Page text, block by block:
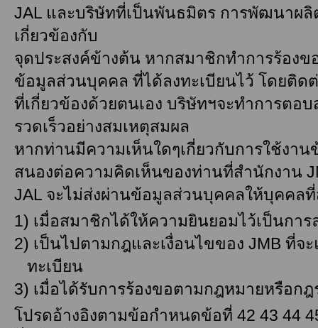
JAL และบริษัทที่เป็นพันธมิตร การพัฒนาผ
เกี่ยวข้องกับ
จุดประสงค์ข้างต้น หากสมาชิกทำการร้อง
ข้อมูลส่วนบุคคล ที่ได้ลงทะเบียนไว้ โดยติด
ที่เกี่ยวข้องด้วยตนเอง บริษัทฯจะทำการตอ
รวดเร็วอย่างสมเหตุสมผล
หากท่านมีความเห็นใดๆเกี่ยวกับการใช้งา
สนองต่อความคิดเห็นของท่านที่สำนักงาน
JAL จะไม่ส่งผ่านข้อมูลส่วนบุคคลให้บุคคล
1) เมื่อสมาชิกได้ให้ความยินยอมไว้เป็นการ
2) เป็นไปตามกฎและเงื่อนไขของ JMB ที่จ
ทะเบียน
3) เมื่อได้รับการร้องขอตามกฎหมายหรือกฎ
โปรดอ้างอิงตามข้อกำหนดข้อที่ 42 43 44